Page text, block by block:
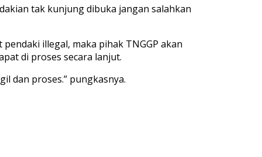
tak kunjung dibuka jangan salahkan
illegal, maka pihak TNGGP akan
di proses secara lanjut.
dan proses.” pungkasnya.